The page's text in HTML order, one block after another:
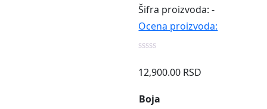
Šifra proizvoda:-
Ocena proizvoda:
12,900.00 RSD
Boja